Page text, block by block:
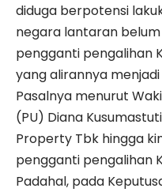
diduga berpotensi
negara lantaran
pengganti pengalihan
yang alirannya menjadi
Pasalnya menurut
(PU) Diana
Property Tbk hingga
pengganti pengalihan
Padahal, pada